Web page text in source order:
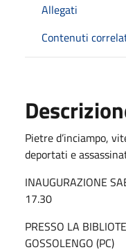
Allegati
Contenuti
Pietre d’inciampo,
deportati e
INAUGURAZIONE
17.30
PRESSO LA
GOSSOLENGO (PC)